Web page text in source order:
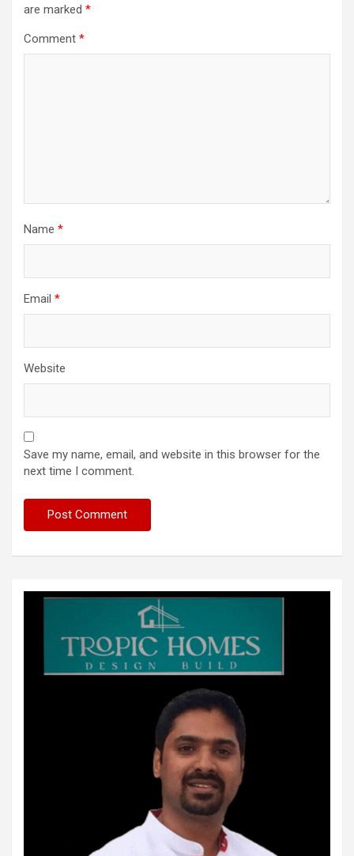
are marked *
Comment *
Name *
Email *
Website
Save my name, email, and website in this browser for the
next time I comment.